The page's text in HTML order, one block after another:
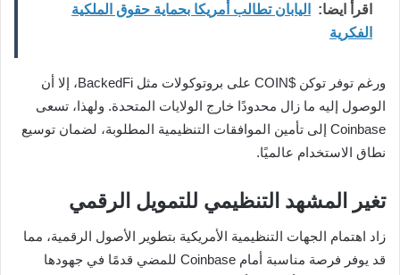
اقرأ ايضا:
اليابان تطالب أمريكا بحماية حقوق الملكية
الفكرية
ورغم توفر توكن $COIN على بروتوكولات مثل BackedFi، إلا أن
الوصول إليه ما زال محدودًا خارج الولايات المتحدة. ولهذا، تسعى
Coinbase إلى تأمين الموافقات التنظيمية المطلوبة، لضمان توسيع
نطاق الاستخدام عالميًا.
تغير المشهد التنظيمي للتمويل الرقمي
زاد اهتمام الجهات التنظيمية الأمريكية بتطوير الأصول الرقمية، مما
قد يوفر فرصة مناسبة أمام Coinbase للمضي قدمًا في جهودها